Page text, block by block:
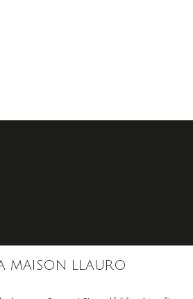
nos dernières
MAISON LLAURO